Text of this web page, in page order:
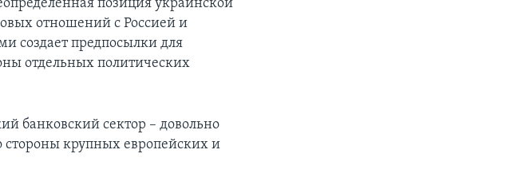
позиция украинской
отношений с Россией и
создает предпосылки для
отдельных политических
банковский сектор – довольно
стороны крупных европейских и